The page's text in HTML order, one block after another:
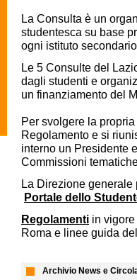
La Consulta è un
studentesca su base
ogni istituto
Le 5 Consulte del
dagli studenti e
un finanziamento del
Per svolgere la
Regolamento e si
interno un Presidente
Commissioni
La Direzione generale
Portale dello
Regolamenti in
Roma e linee guida
Archivio News e